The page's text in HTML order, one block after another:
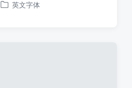
发
英文字体